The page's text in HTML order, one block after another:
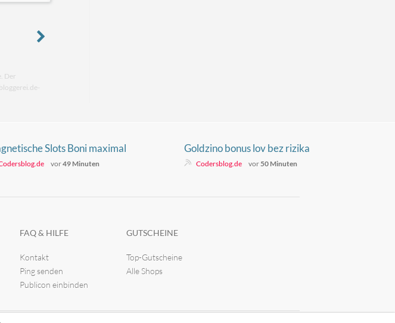
Der
Slots Boni maximal
vor49 Minuten
Goldzino bonus lov bez rizika
Codersblog.de vor50 Minuten
FAQ & HILFE
Kontakt
Ping senden
Publicon einbinden
GUTSCHEINE
Top-Gutscheine
Alle Shops